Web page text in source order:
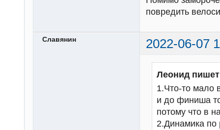
повредить
Славянин 2022-06-07
Леонид
1.Что-то мало
и до финиша
потому что в
2.Динамика по